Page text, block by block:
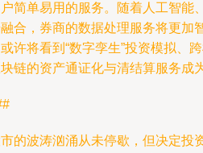
简单易用的服务。随着人工智能
合，券商的数据处理服务将更加
许将看到“数字孪生”投资模拟、
链的资产通证化与清结算服务成
的波涛汹涌从未停歇，但决定投